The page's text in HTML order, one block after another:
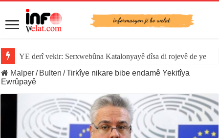
YE derî vekir: Serxwebûna Katalonyayê dîsa di rojevê de ye
Malper/ Bulten /Tirkîye nikare bibe endamê Yekitîya
Ewrûpayê